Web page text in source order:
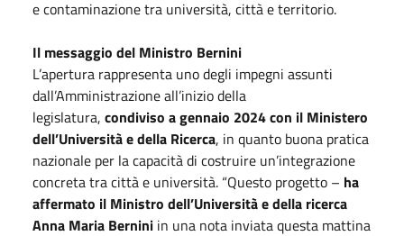
e contaminazione tra università, città e territorio.
Il messaggio del Ministro Bernini
L’apertura rappresenta uno degli impegni assunti
dall’Amministrazione all’inizio della
legislatura, condiviso a gennaio 2024 con il Ministero
dell’Università e della Ricerca, in quanto buona pratica
nazionale per la capacità di costruire un’integrazione
concreta tra città e università. “Questo progetto – ha
affermato il Ministro dell’Università e della ricerca
Anna Maria Bernini in una nota inviata questa mattina